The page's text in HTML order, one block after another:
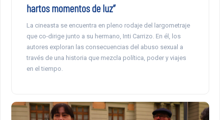
hartos momentos de luz”
La cineasta se encuentra en pleno rodaje del largometraje
que co-dirige junto a su hermano, Inti Carrizo. En él, los
autores exploran las consecuencias del abuso sexual a
través de una historia que mezcla política, poder y viajes
en el tiempo.